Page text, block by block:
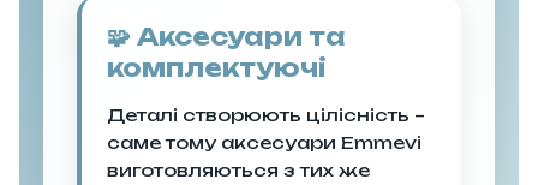
🧩 Аксесуари та
комплектуючі
Деталі створюють цілісність –
саме тому аксесуари Emmevi
виготовляються з тих же